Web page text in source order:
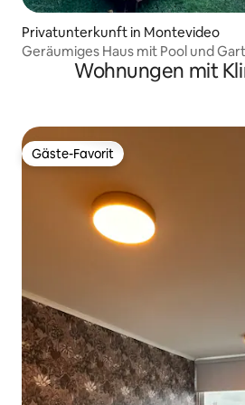
Privatunterkunft in Montevideo
Geräumiges Haus mit Pool und
Wohnungen mit
Gäste-Favorit
Gäste-Favorit